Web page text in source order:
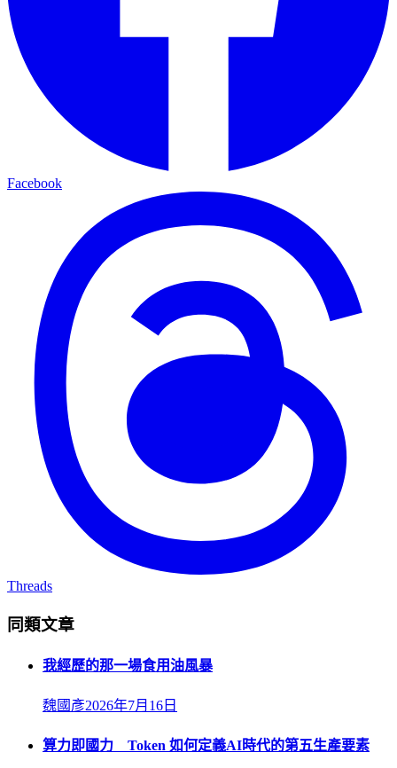
Facebook
Threads
同類文章
我經歷的那一場食用油風暴
魏國彥2026年7月16日
算力即國力 Token 如何定義AI時代的第五生產要素